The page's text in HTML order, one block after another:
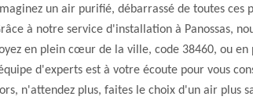
Imaginez un air purifié, débarrassé de toutes
à notre service d'installation à Panossas,
en plein cœur de la ville, code 38460, ou
d'experts est à votre écoute pour vous
n'attendez plus, faites le choix d'un air plus